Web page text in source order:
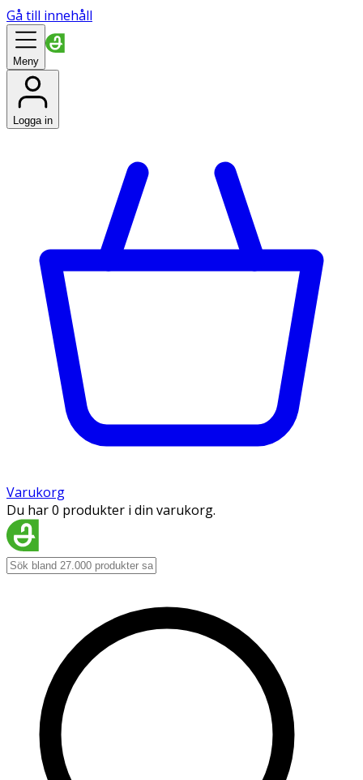
Gå till innehåll
Meny
Logga in
Varukorg
Du har 0 produkter i din varukorg.